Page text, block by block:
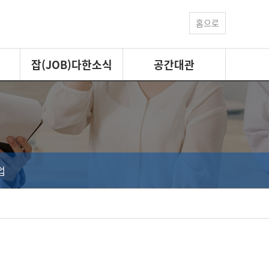
홈으로
잡(JOB)다한소식 공간대관